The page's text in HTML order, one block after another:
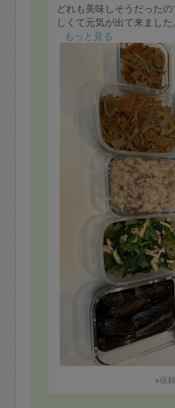
どれも美味しそうだった
しくて元気が出て来ました。
料理後も綺麗に片付けて下
本当に有難うございました。
もっと見る
※依